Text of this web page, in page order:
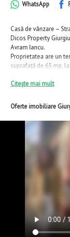
Oferte imobiliare
WhatsApp
Casă de vânzare –
Dicos Property
Avram Iancu.
Proprietatea are un
suprafață de 65 mp,
compartimentată în 3
Vizionările se fac pe
Citește mai mult